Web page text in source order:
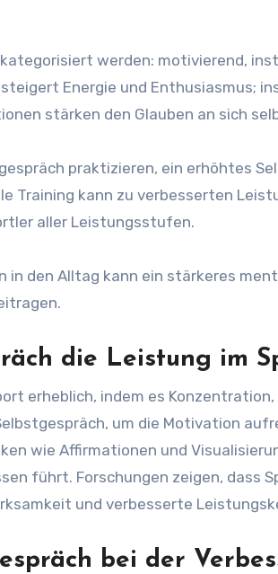
werden: motivierend,
Energie und Enthusiasmus;
stärken den Glauben an sich
praktizieren, ein erhöhtes
Training kann zu verbesserten
aller Leistungsstufen.
den Alltag kann ein stärkeres
die Leistung im
erheblich, indem es
um die Motivation
wie Affirmationen und
führt. Forschungen zeigen, dass
und verbesserte
bei der